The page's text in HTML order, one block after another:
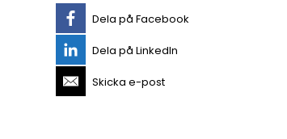
Dela på Facebook
Dela på LinkedIn
Skicka e-post